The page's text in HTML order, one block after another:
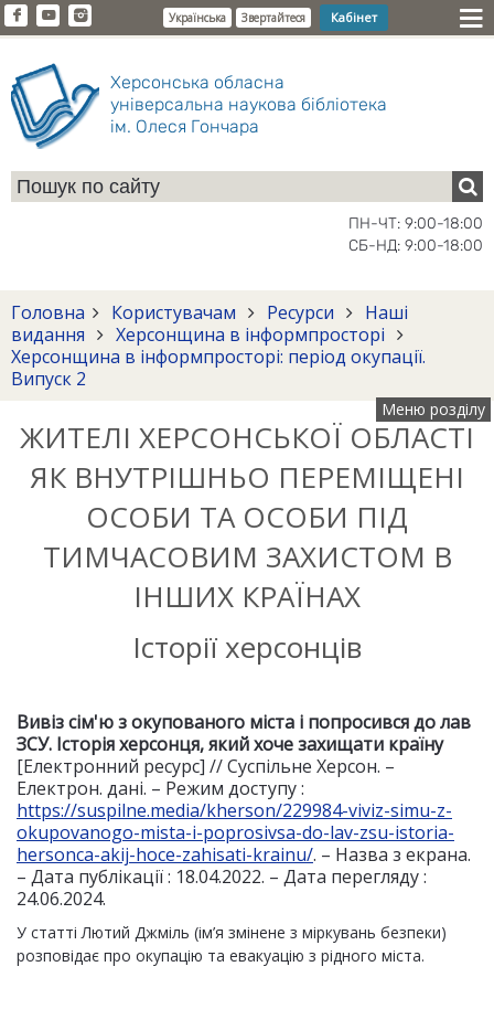
Українська Звертайтеся Кабінет
Херсонська обласна
універсальна наукова бібліотека
ім. Олеся Гончара
ПН-ЧТ: 9:00-18:00
СБ-НД: 9:00-18:00
Головна Користувачам Ресурси
Наші
видання
Херсонщина в інформпросторі
Херсонщина в інформпросторі: період окупації.
Випуск 2
Меню розділу
ЖИТЕЛІ ХЕРСОНСЬКОЇ ОБЛАСТІ
ЯК ВНУТРІШНЬО ПЕРЕМІЩЕНІ
ОСОБИ ТА ОСОБИ ПІД
ТИМЧАСОВИМ ЗАХИСТОМ В
ІНШИХ КРАЇНАХ
Історії херсонців
Вивіз сім'ю з окупованого міста і попросився до лав
ЗСУ. Історія херсонця, який хоче захищати країну
[Електронний ресурс] // Суспільне Херсон. –
Електрон. дані. – Режим доступу :
https://suspilne.media/kherson/229984-viviz-simu-z-
okupovanogo-mista-i-poprosivsa-do-lav-zsu-istoria-
hersonca-akij-hoce-zahisati-krainu/. – Назва з екрана.
– Дата публікації : 18.04.2022. – Дата перегляду :
24.06.2024.
У статті Лютий Джміль (ім’я змінене з міркувань безпеки)
розповідає про окупацію та евакуацію з рідного міста.